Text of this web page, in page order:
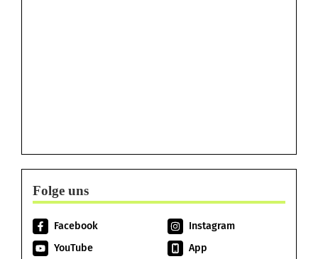
Folge uns
Facebook
Instagram
YouTube
App